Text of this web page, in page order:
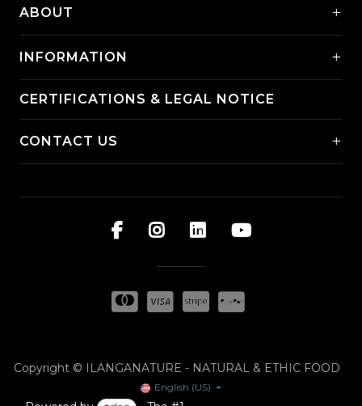
ABOUT +
INFORMATION +
CERTIFICATIONS & LEGAL NOTICE
CONTACT US +
Copyright © ILANGANATURE - NATURAL & ETHIC FOOD
English (US)